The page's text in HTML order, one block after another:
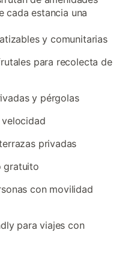
cada estancia una
y comunitarias
para recolecta de
y pérgolas
privadas
gratuito
con movilidad
para viajes con